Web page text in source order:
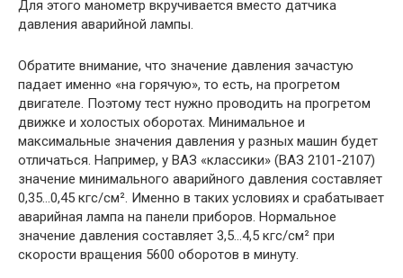
Для этого манометр вкручивается вместо датчика
давления аварийной лампы.
Обратите внимание, что значение давления зачастую
падает именно «на горячую», то есть, на прогретом
двигателе. Поэтому тест нужно проводить на прогретом
движке и холостых оборотах. Минимальное и
максимальные значения давления у разных машин будет
отличаться. Например, у ВАЗ «классики» (ВАЗ 2101-2107)
значение минимального аварийного давления составляет
0,35…0,45 кгс/см². Именно в таких условиях и срабатывает
аварийная лампа на панели приборов. Нормальное
значение давления составляет 3,5…4,5 кгс/см² при
скорости вращения 5600 оборотов в минуту.